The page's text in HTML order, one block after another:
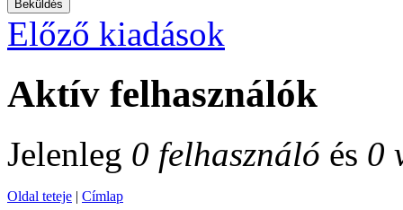
Előző kiadások
Aktív felhasználók
Jelenleg 0 felhasználó és 0
Oldal teteje | Címlap